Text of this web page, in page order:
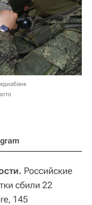
Российские
сбили 22
145